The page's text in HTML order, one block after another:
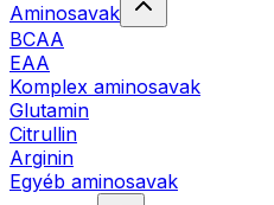
Aminosavak
BCAA
EAA
Komplex aminosavak
Glutamin
Citrullin
Arginin
Egyéb aminosavak